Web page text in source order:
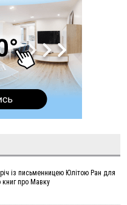
громаді
зробити сквер з
будинку травмувалась
встановили Рекорд
понад 100 ДТП через
14 загиблих,
(фото, відео)
у нашій траншеї»:
«Француз»
із письменницею Юлітою Ран для
книг про Мавку